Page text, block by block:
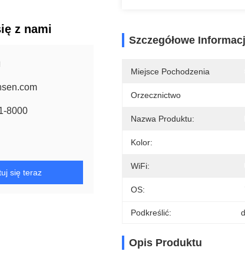
z nami
8000
się teraz
Szczegółowe
Miejsce Pochodzenia
Orzecznictwo
Nazwa Produktu:
Kolor:
WiFi:
OS:
Podkreślić:
Opis Produktu